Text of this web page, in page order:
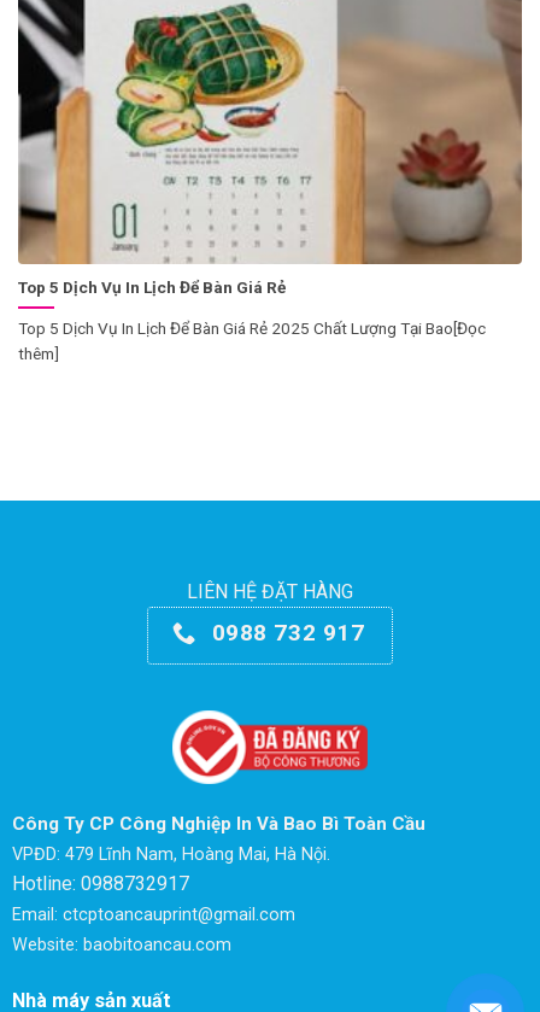
Top 5 Dịch Vụ In Lịch Để Bàn Giá Rẻ
Top 5 Dịch Vụ In Lịch Để Bàn Giá Rẻ 2025 Chất Lượng Tại Bao[Đọc
thêm]
LIÊN HỆ ĐẶT HÀNG
0988 732 917
Công Ty CP Công Nghiệp In Và Bao Bì Toàn Cầu
VPĐD: 479 Lĩnh Nam, Hoàng Mai, Hà Nội.
Hotline: 0988732917
Email: ctcptoancauprint@gmail.com
Website: baobitoancau.com
Nhà máy sản xuất